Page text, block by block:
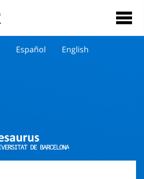
Español English